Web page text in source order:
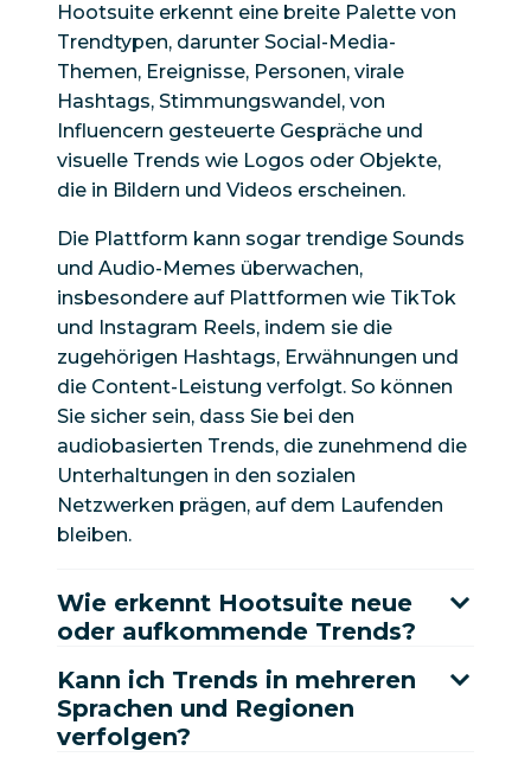
Hootsuite erkennt eine breite Palette von
Trendtypen, darunter Social-Media-
Themen, Ereignisse, Personen, virale
Hashtags, Stimmungswandel, von
Influencern gesteuerte Gespräche und
visuelle Trends wie Logos oder Objekte,
die in Bildern und Videos erscheinen.
Die Plattform kann sogar trendige Sounds
und Audio-Memes überwachen,
insbesondere auf Plattformen wie TikTok
und Instagram Reels, indem sie die
zugehörigen Hashtags, Erwähnungen und
die Content-Leistung verfolgt. So können
Sie sicher sein, dass Sie bei den
audiobasierten Trends, die zunehmend die
Unterhaltungen in den sozialen
Netzwerken prägen, auf dem Laufenden
bleiben.
Wie erkennt Hootsuite neue
oder aufkommende Trends?
Kann ich Trends in mehreren
Sprachen und Regionen
verfolgen?